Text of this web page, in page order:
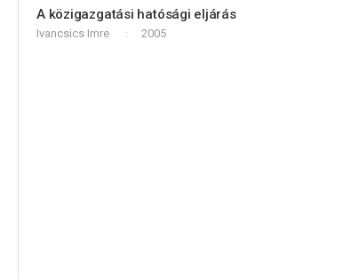
A közigazgatási hatósági eljárás
Ivancsics Imre 2005